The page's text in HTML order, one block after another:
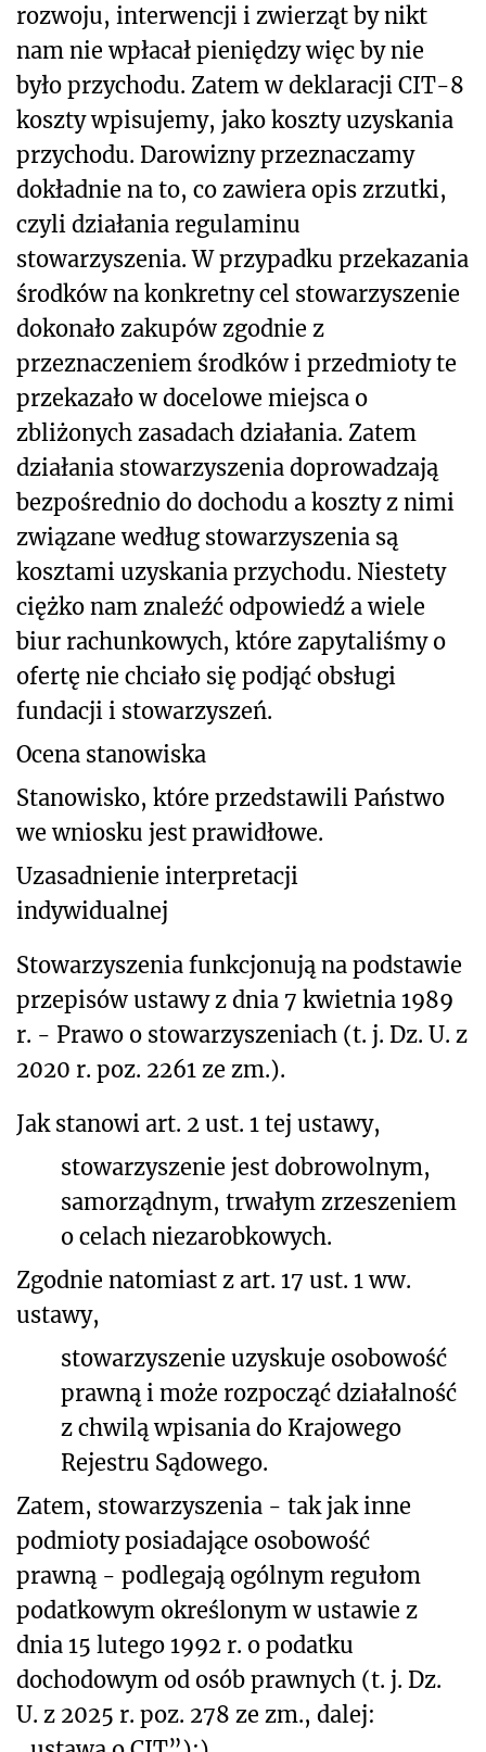
rozwoju, interwencji i zwierząt by nikt
nam nie wpłacał pieniędzy więc by nie
było przychodu. Zatem w deklaracji CIT-8
koszty wpisujemy, jako koszty uzyskania
przychodu. Darowizny przeznaczamy
dokładnie na to, co zawiera opis zrzutki,
czyli działania regulaminu
stowarzyszenia. W przypadku przekazania
środków na konkretny cel stowarzyszenie
dokonało zakupów zgodnie z
przeznaczeniem środków i przedmioty te
przekazało w docelowe miejsca o
zbliżonych zasadach działania. Zatem
działania stowarzyszenia doprowadzają
bezpośrednio do dochodu a koszty z nimi
związane według stowarzyszenia są
kosztami uzyskania przychodu. Niestety
ciężko nam znaleźć odpowiedź a wiele
biur rachunkowych, które zapytaliśmy o
ofertę nie chciało się podjąć obsługi
fundacji i stowarzyszeń.
Ocena stanowiska
Stanowisko, które przedstawili Państwo
we wniosku jest prawidłowe.
Uzasadnienie interpretacji
indywidualnej
Stowarzyszenia funkcjonują na podstawie
przepisów ustawy z dnia 7 kwietnia 1989
r. - Prawo o stowarzyszeniach (t. j. Dz. U. z
2020 r. poz. 2261 ze zm.).
Jak stanowi art. 2 ust. 1 tej ustawy,
stowarzyszenie jest dobrowolnym,
samorządnym, trwałym zrzeszeniem
o celach niezarobkowych.
Zgodnie natomiast z art. 17 ust. 1 ww.
ustawy,
stowarzyszenie uzyskuje osobowość
prawną i może rozpocząć działalność
z chwilą wpisania do Krajowego
Rejestru Sądowego.
Zatem, stowarzyszenia - tak jak inne
podmioty posiadające osobowość
prawną - podlegają ogólnym regułom
podatkowym określonym w ustawie z
dnia 15 lutego 1992 r. o podatku
dochodowym od osób prawnych (t. j. Dz.
U. z 2025 r. poz. 278 ze zm., dalej: